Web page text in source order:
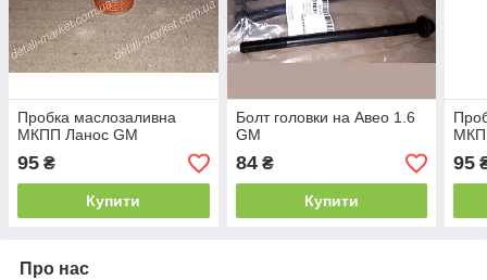
Пробка маслозаливна
МКПП Ланос GM
95 ₴
Купити
Болт головки на Авео 1.6
GM
84₴
Купити
95
Про нас